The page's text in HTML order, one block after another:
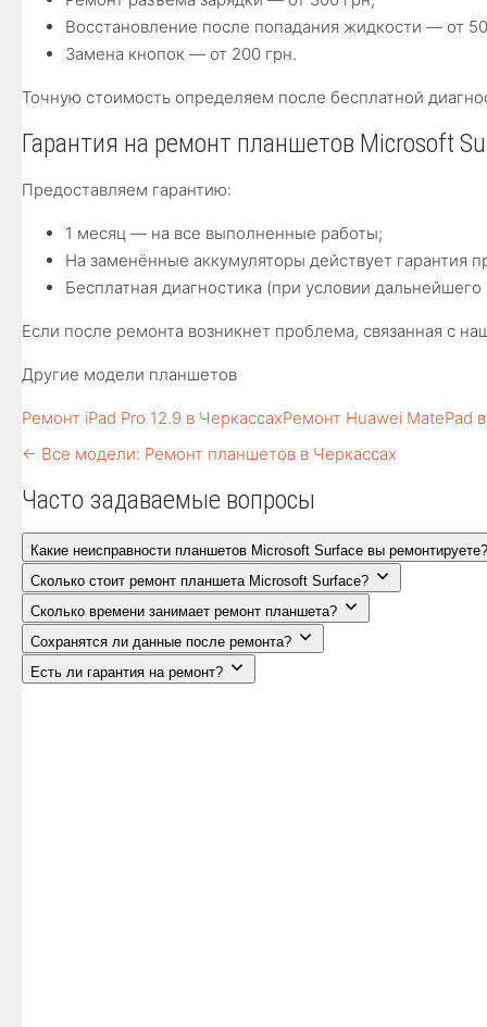
Восстановление после попадания жидкости — от
Замена кнопок — от 200 грн.
Точную стоимость определяем после бесплатной
Гарантия на ремонт планшетов Microsoft
Предоставляем гарантию:
1 месяц — на все выполненные работы;
На заменённые аккумуляторы действует гарантия
Бесплатная диагностика (при условии
Если после ремонта возникнет проблема, связанная с
Другие модели планшетов
Ремонт iPad Pro 12.9 в ЧеркассахРемонт Huawei MatePad
← Все модели: Ремонт планшетов в Черкассах
Часто задаваемые вопросы
Какие неисправности планшетов Microsoft Surface вы ремонтируете?
Сколько стоит ремонт планшета Microsoft Surface?
Сколько времени занимает ремонт планшета?
Сохранятся ли данные после ремонта?
Есть ли гарантия на ремонт?